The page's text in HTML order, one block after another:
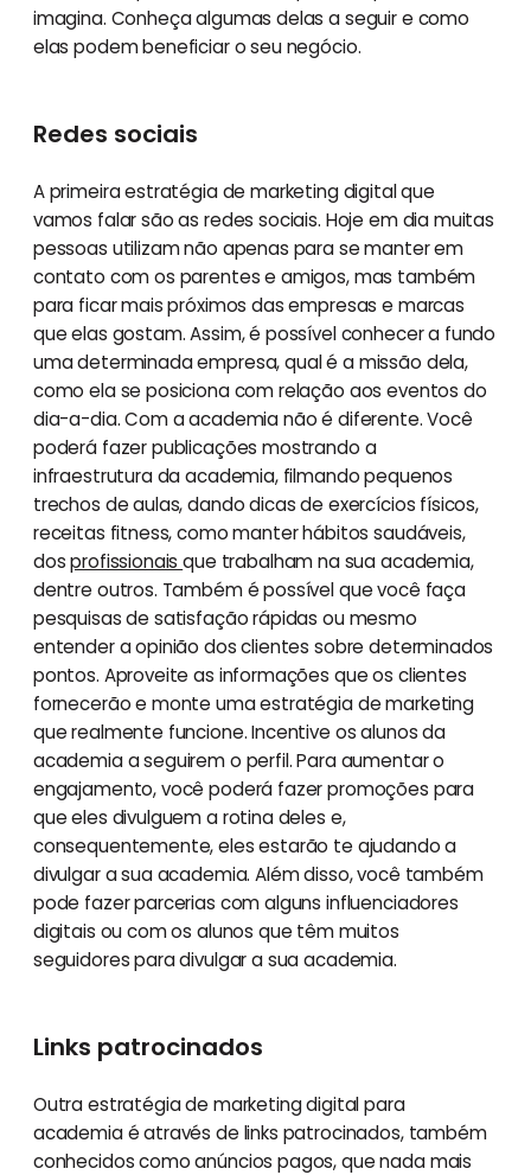
imagina. Conheça algumas delas a seguir e como
elas podem beneficiar o seu negócio.
Redes sociais
A primeira estratégia de marketing digital que
vamos falar são as redes sociais. Hoje em dia muitas
pessoas utilizam não apenas para se manter em
contato com os parentes e amigos, mas também
para ficar mais próximos das empresas e marcas
que elas gostam. Assim, é possível conhecer a fundo
uma determinada empresa, qual é a missão dela,
como ela se posiciona com relação aos eventos do
dia-a-dia. Com a academia não é diferente. Você
poderá fazer publicações mostrando a
infraestrutura da academia, filmando pequenos
trechos de aulas, dando dicas de exercícios físicos,
receitas fitness, como manter hábitos saudáveis,
dosprofissionaisque trabalham na sua academia,
dentre outros. Também é possível que você faça
pesquisas de satisfação rápidas ou mesmo
entender a opinião dos clientes sobre determinados
pontos. Aproveite as informações que os clientes
fornecerão e monte uma estratégia de marketing
que realmente funcione. Incentive os alunos da
academia a seguirem o perfil. Para aumentar o
engajamento, você poderá fazer promoções para
que eles divulguem a rotina deles e,
consequentemente, eles estarão te ajudando a
divulgar a sua academia. Além disso, você também
pode fazer parcerias com alguns influenciadores
digitais ou com os alunos que têm muitos
seguidores para divulgar a sua academia.
Links patrocinados
Outra estratégia de marketing digital para
academia é através de links patrocinados, também
conhecidos como anúncios pagos, que nada mais